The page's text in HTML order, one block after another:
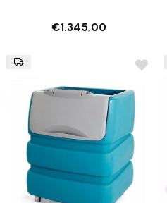
€1.345,00